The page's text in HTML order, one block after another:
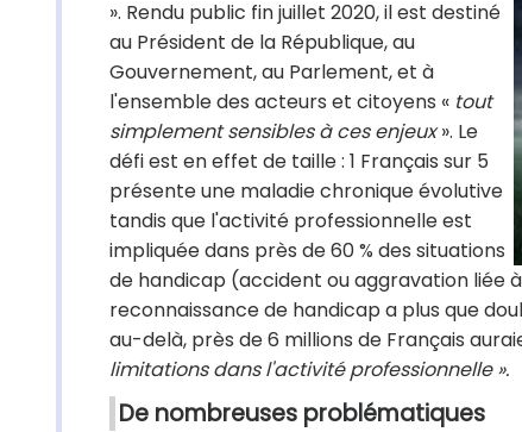
». Rendu public fin juillet 2020, il est destiné
au Président de la République, au
Gouvernement, au Parlement, et à
l'ensemble des acteurs et citoyens « tout
simplement sensibles à ces enjeux». Le
défi est en effet de taille : 1 Français sur 5
présente une maladie chronique évolutive
tandis que l'activité professionnelle est
impliquée dans près de 60 % des situations
de handicap (accident ou aggravation liée
reconnaissance de handicap a plus que
au-delà, près de 6 millions de Français
limitations dans l'activité professionnelle ».
De nombreuses problématiques